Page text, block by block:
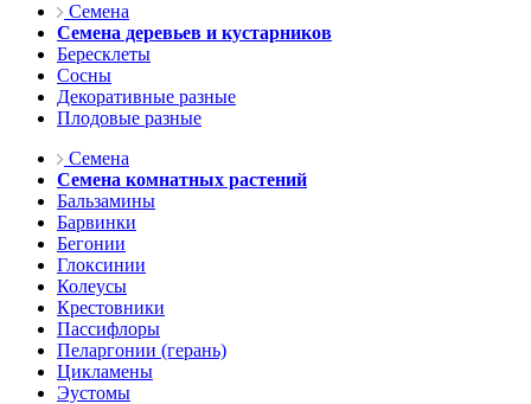
Семена
Семена деревьев и кустарников
Бересклеты
Сосны
Декоративные разные
Плодовые разные
Семена
Семена комнатных растений
Бальзамины
Барвинки
Бегонии
Глоксинии
Колеусы
Крестовники
Пассифлоры
Пеларгонии (герань)
Цикламены
Эустомы